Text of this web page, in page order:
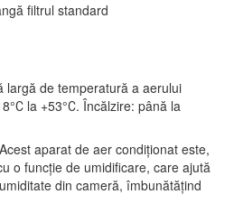
filtrul standard
largă de temperatură a aerului
la +53°С. Încălzire: până la
aparat de aer condiționat este,
o funcție de umidificare, care ajută
din cameră, îmbunătățind